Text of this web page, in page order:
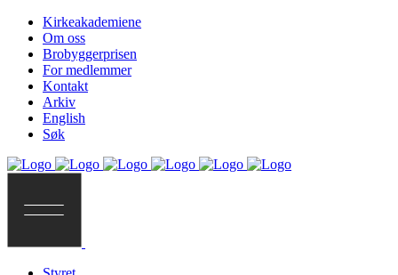
Kirkeakademiene
Om oss
Brobyggerprisen
For medlemmer
Kontakt
Arkiv
English
Søk